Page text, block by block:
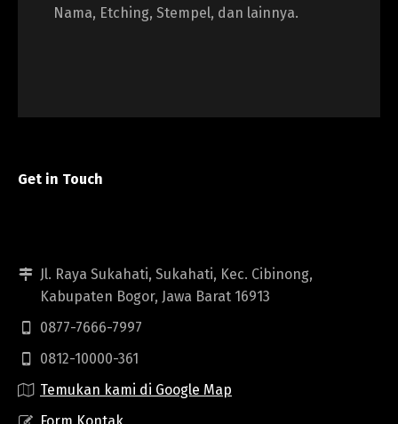
Nama, Etching, Stempel, dan lainnya.
Get in Touch
Jl. Raya Sukahati, Sukahati, Kec. Cibinong,
Kabupaten Bogor, Jawa Barat 16913
0877-7666-7997
0812-10000-361
Temukan kami di Google Map
Form Kontak